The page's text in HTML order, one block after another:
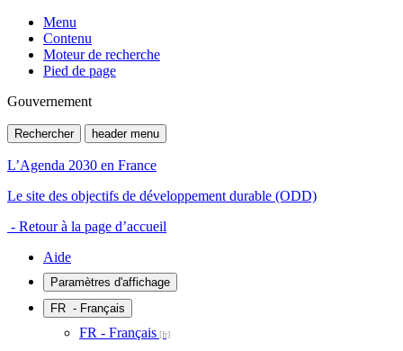
Menu
Contenu
Moteur de recherche
Pied de page
Gouvernement
Rechercher header menu
L’Agenda 2030 en France
Le site des objectifs de développement durable (ODD)
- Retour à la page d’accueil
Aide
Paramètres d'affichage
FR - Français
FR - Français